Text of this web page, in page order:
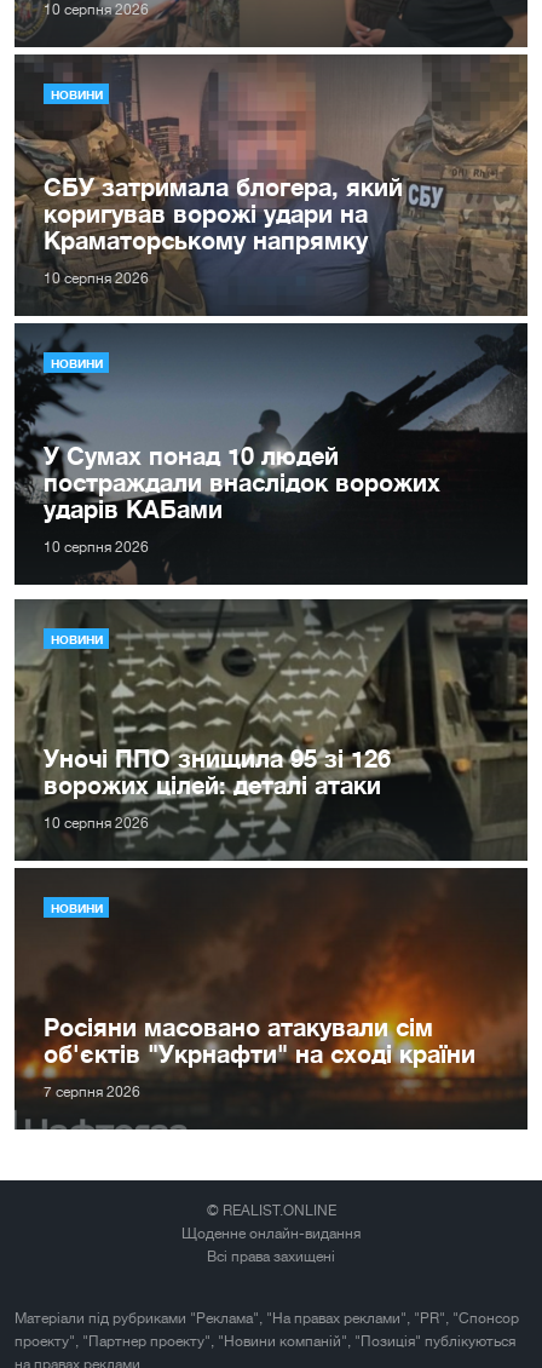
10 серпня 2026
НОВИНИ
СБУ затримала блогера, який
коригував ворожі удари на
Краматорському напрямку
10 серпня 2026
НОВИНИ
У Сумах понад 10 людей
постраждали внаслідок ворожих
ударів КАБами
10 серпня 2026
НОВИНИ
Уночі ППО знищила 95 зі 126
ворожих цілей: деталі атаки
10 серпня 2026
НОВИНИ
Росіяни масовано атакували сім
об'єктів "Укрнафти" на сході країни
7 серпня 2026
© REALIST.ONLINE
Щоденне онлайн-видання
Всі права захищені
Матеріали під рубриками "Реклама", "На правах реклами", "PR", "Спонсор
проекту", "Партнер проекту", "Новини компаній", "Позиція" публікуються